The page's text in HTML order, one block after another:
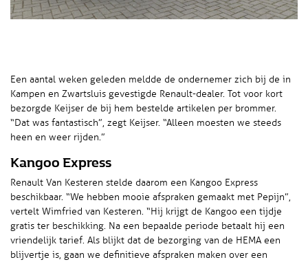
Een aantal weken geleden meldde de ondernemer zich bij de in
Kampen en Zwartsluis gevestigde Renault-dealer. Tot voor kort
bezorgde Keijser de bij hem bestelde artikelen per brommer.
“Dat was fantastisch”, zegt Keijser. “Alleen moesten we steeds
heen en weer rijden.”
Kangoo Express
Renault Van Kesteren stelde daarom een Kangoo Express
beschikbaar. “We hebben mooie afspraken gemaakt met Pepijn”,
vertelt Wimfried van Kesteren. “Hij krijgt de Kangoo een tijdje
gratis ter beschikking. Na een bepaalde periode betaalt hij een
vriendelijk tarief. Als blijkt dat de bezorging van de HEMA een
blijvertje is, gaan we definitieve afspraken maken over een